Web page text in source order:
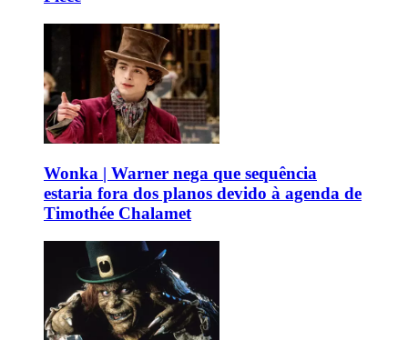
Wonka | Warner nega que sequência
estaria fora dos planos devido à agenda de
Timothée Chalamet